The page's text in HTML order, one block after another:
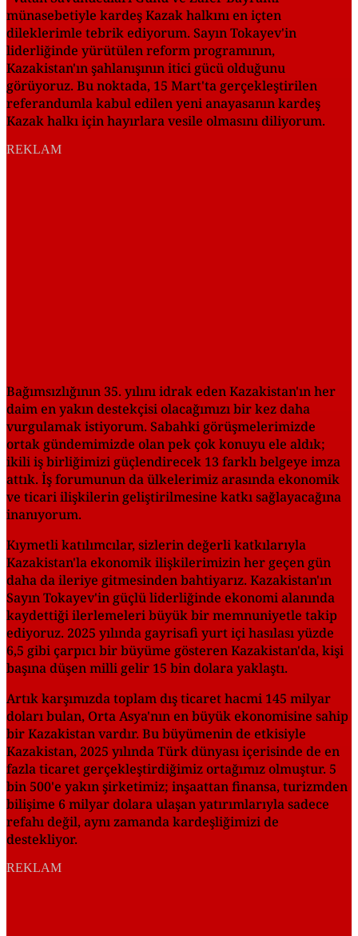
münasebetiyle kardeş Kazak halkını en içten
dileklerimle tebrik ediyorum. Sayın Tokayev'in
liderliğinde yürütülen reform programının,
Kazakistan'ın şahlanışının itici gücü olduğunu
görüyoruz. Bu noktada, 15 Mart'ta gerçekleştirilen
referandumla kabul edilen yeni anayasanın kardeş
Kazak halkı için hayırlara vesile olmasını diliyorum.
REKLAM
Bağımsızlığının 35. yılını idrak eden Kazakistan'ın her
daim en yakın destekçisi olacağımızı bir kez daha
vurgulamak istiyorum. Sabahki görüşmelerimizde
ortak gündemimizde olan pek çok konuyu ele aldık;
ikili iş birliğimizi güçlendirecek 13 farklı belgeye imza
attık. İş forumunun da ülkelerimiz arasında ekonomik
ve ticari ilişkilerin geliştirilmesine katkı sağlayacağına
inanıyorum.
Kıymetli katılımcılar, sizlerin değerli katkılarıyla
Kazakistan'la ekonomik ilişkilerimizin her geçen gün
daha da ileriye gitmesinden bahtiyarız. Kazakistan'ın
Sayın Tokayev'in güçlü liderliğinde ekonomi alanında
kaydettiği ilerlemeleri büyük bir memnuniyetle takip
ediyoruz. 2025 yılında gayrisafi yurt içi hasılası yüzde
6,5 gibi çarpıcı bir büyüme gösteren Kazakistan'da, kişi
başına düşen milli gelir 15 bin dolara yaklaştı.
Artık karşımızda toplam dış ticaret hacmi 145 milyar
doları bulan, Orta Asya'nın en büyük ekonomisine sahip
bir Kazakistan vardır. Bu büyümenin de etkisiyle
Kazakistan, 2025 yılında Türk dünyası içerisinde de en
fazla ticaret gerçekleştirdiğimiz ortağımız olmuştur. 5
bin 500'e yakın şirketimiz; inşaattan finansa, turizmden
bilişime 6 milyar dolara ulaşan yatırımlarıyla sadece
refahı değil, aynı zamanda kardeşliğimizi de
destekliyor.
REKLAM